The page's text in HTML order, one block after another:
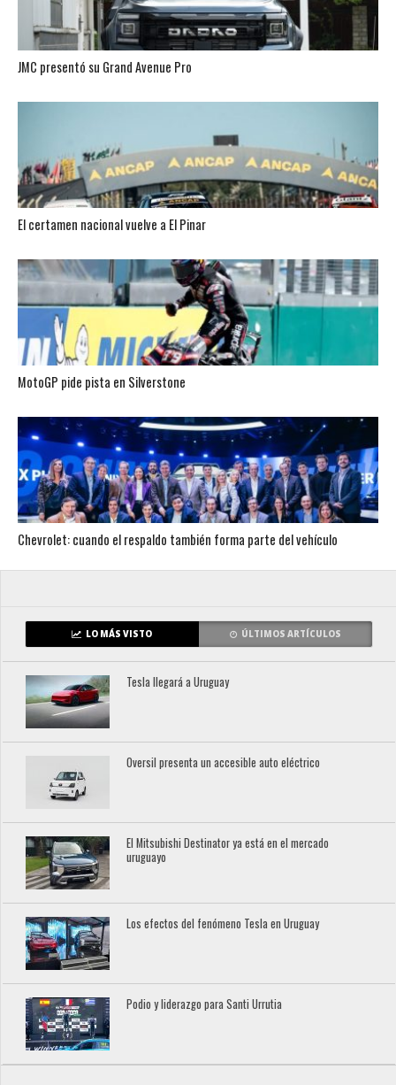
JMC presentó su Grand Avenue Pro
El certamen nacional vuelve a El Pinar
MotoGP pide pista en Silverstone
Chevrolet: cuando el respaldo también forma parte del vehículo
LO MÁS VISTO ÚLTIMOS ARTÍCULOS
Tesla llegará a Uruguay
Oversil presenta un accesible auto eléctrico
El Mitsubishi Destinator ya está en el mercado
uruguayo
Los efectos del fenómeno Tesla en Uruguay
Podio y liderazgo para Santi Urrutia